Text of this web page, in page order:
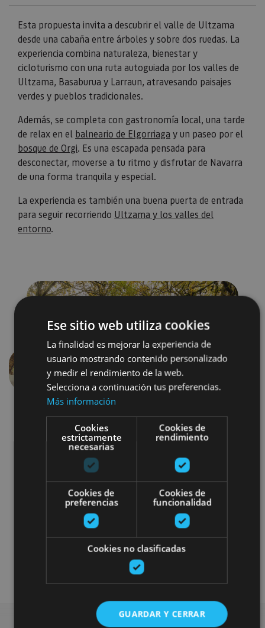
Esta propuesta invita a descubrir el valle de Ultzama
desde una cabaña entre árboles y sobre dos ruedas. La
experiencia combina naturaleza, bienestar y
cicloturismo con una ruta autoguiada por los valles de
Ultzama, Basaburua y Larraun, atravesando paisajes
verdes y pueblos tradicionales.
Además, se completa con gastronomía local, una tarde
de relax en el balneario de Elgorriaga y un paseo por el
bosque de Orgi. Es una escapada pensada para
desconectar, moverse a tu ritmo y disfrutar de Navarra
de una forma tranquila y especial.
La experiencia es también una buena puerta de entrada
para seguir recorriendo Ultzama y los valles del
entorno.
Aurrekoa
Gastronomía Balneario
Experiencias con alojamiento
Turismo activo selecto
Alojamientos singulares premium
Ese sitio web utiliza cookies
La finalidad es mejorar la experiencia de
usuario mostrando contenido personalizado
y medir el rendimiento de la web.
Selecciona a continuación tus preferencias.
Más información
Cookies
estrictamente
necesarias
Cookies de
rendimiento
Cookies de
preferencias
Cookies de
funcionalidad
Cookies no clasificadas
GUARDAR Y CERRAR